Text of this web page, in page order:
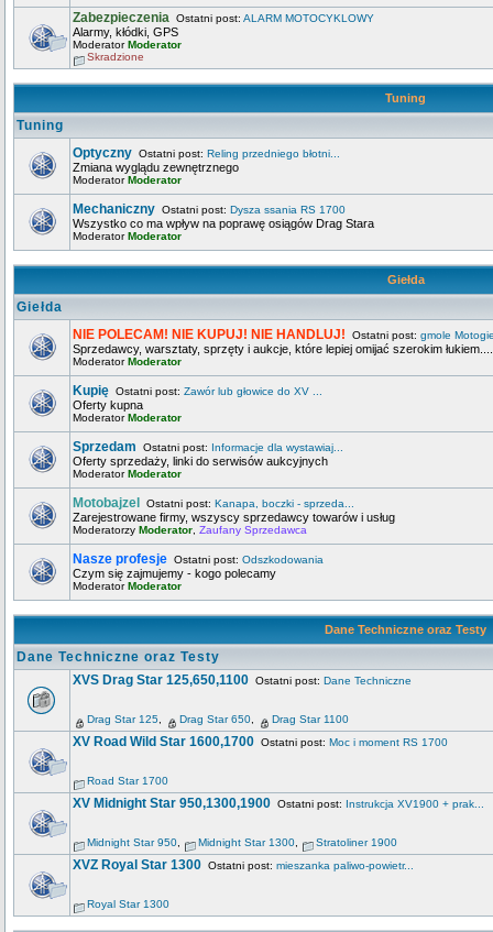
Zabezpieczenia Ostatni post: ALARM MOTOCYKLOWY
Alarmy, kłódki, GPS
ModeratorModerator
Skradzione
Tuning
Tuning
Optyczny Ostatni post: Reling przedniego błotni...
Zmiana wyglądu zewnętrznego
ModeratorModerator
Mechaniczny Ostatni post: Dysza ssania RS 1700
Wszystko co ma wpływ na poprawę osiągów Drag Stara
ModeratorModerator
Giełda
Giełda
NIE POLECAM! NIE KUPUJ! NIE HANDLUJ! Ostatni post: gmole
Sprzedawcy, warsztaty, sprzęty i aukcje, które lepiej omijać szerokim
ModeratorModerator
Kupię Ostatni post: Zawór lub głowice do XV ...
Oferty kupna
ModeratorModerator
Sprzedam Ostatni post: Informacje dla wystawiaj...
Oferty sprzedaży, linki do serwisów aukcyjnych
ModeratorModerator
Motobajzel Ostatni post: Kanapa, boczki - sprzeda...
Zarejestrowane firmy, wszyscy sprzedawcy towarów i usług
Moderatorzy Moderator Zaufany Sprzedawca
Nasze profesje Ostatni post: Odszkodowania
Czym się zajmujemy - kogo polecamy
ModeratorModerator
Dane Techniczne oraz Testy
Dane Techniczne oraz Testy
XVS Drag Star 125,650,1100 Ostatni post: Dane Techniczne
Drag Star 125 Drag Star 650 Drag Star 1100
XV Road Wild Star 1600,1700 Ostatni post: Moc i moment RS 1700
Road Star 1700
XV Midnight Star 950,1300,1900 Ostatni post: Instrukcja XV1900 + prak...
Midnight Star 950 Midnight Star 1300 Stratoliner 1900
XVZ Royal Star 1300 Ostatni post: mieszanka paliwo-powietr...
Royal Star 1300